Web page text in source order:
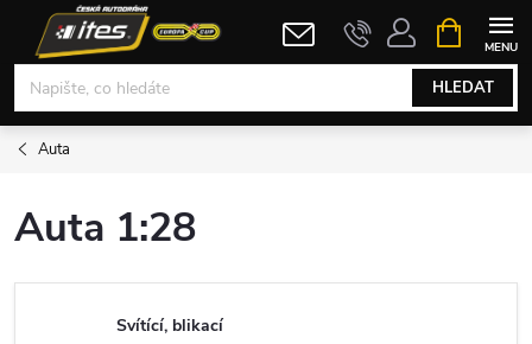
obsah
HLEDAT
NÁKUPNÍ
KOŠÍK
Auta
Auta 1:28
Svítící, blikací